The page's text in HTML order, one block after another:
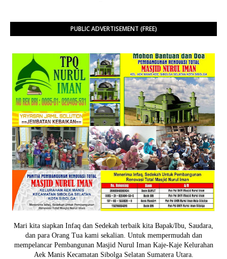
PUBLIC ADVERTISEMENT (FREE)
Mari kita siapkan Infaq dan Sedekah terbaik kita Bapak/Ibu, Saudara,
dan para Orang Tua kami sekalian. Untuk mempermudah dan
mempelancar Pembangunan Masjid Nurul Iman Kaje-Kaje Kelurahan
Aek Manis Kecamatan Sibolga Selatan Sumatera Utara.